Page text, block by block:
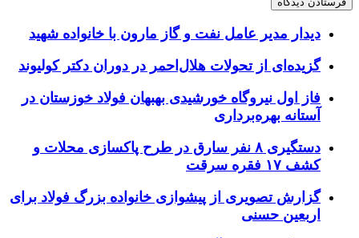
دیدار مدیر عامل نفت و گاز مارون با خانواده شهید
گزیده‌ای از تحولات هلال‌احمر در دوران دکتر کولیوند
فاز اول نیروگاه خورشیدی بهبهان فولاد خوزستان در
آستانه بهره‌برداری
دستگیری ۸ نفر سارق در طرح پاکسازی محلات و
کشف ۱۷ فقره سرقت
گزارش تصویری از پیشوازی خانواده بزرگ فولاد برای
اربعین حسنی